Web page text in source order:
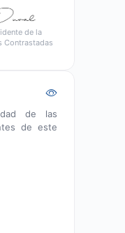
de la
Contrastadas
de las
de este